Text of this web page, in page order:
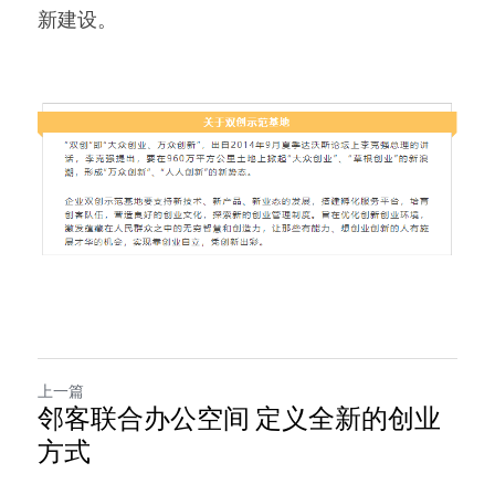
新建设。
上一篇
邻客联合办公空间 定义全新的创业
方式